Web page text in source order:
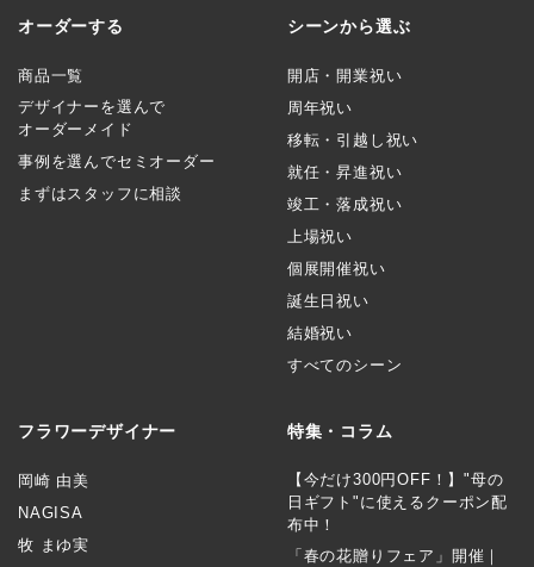
オーダーする
商品一覧
デザイナーを選んで
オーダーメイド
事例を選んでセミオーダー
まずはスタッフに相談
シーンから選ぶ
開店・開業祝い
周年祝い
移転・引越し祝い
就任・昇進祝い
竣工・落成祝い
上場祝い
個展開催祝い
誕生日祝い
結婚祝い
すべてのシーン
フラワーデザイナー
岡崎 由美
NAGISA
牧 まゆ実
特集・コラム
【今だけ300円OFF！】"母の
日ギフト"に使えるクーポン配
布中！
「春の花贈りフェア」開催｜